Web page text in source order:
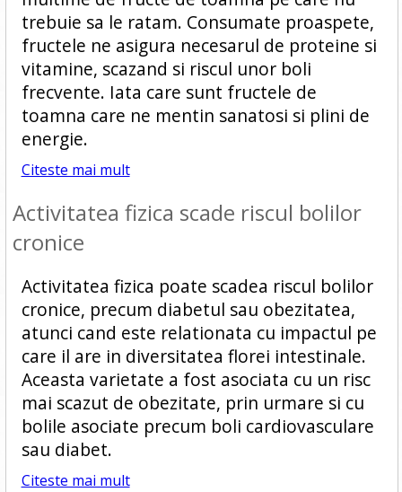
trebuie sa le ratam. Consumate proaspete,
fructele ne asigura necesarul de proteine si
vitamine, scazand si riscul unor boli
frecvente. Iata care sunt fructele de
toamna care ne mentin sanatosi si plini de
energie.
Citeste mai mult
Activitatea fizica scade riscul bolilor
cronice
Activitatea fizica poate scadea riscul bolilor
cronice, precum diabetul sau obezitatea,
atunci cand este relationata cu impactul pe
care il are in diversitatea florei intestinale.
Aceasta varietate a fost asociata cu un risc
mai scazut de obezitate, prin urmare si cu
bolile asociate precum boli cardiovasculare
sau diabet.
Citeste mai mult